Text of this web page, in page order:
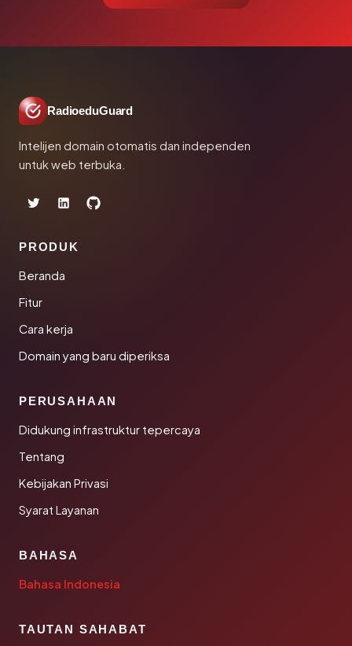
RadioeduGuard
Intelijen domain otomatis dan independen
untuk web terbuka.
PRODUK
Beranda
Fitur
Cara kerja
Domain yang baru diperiksa
PERUSAHAAN
Didukung infrastruktur tepercaya
Tentang
Kebijakan Privasi
Syarat Layanan
BAHASA
Bahasa Indonesia
TAUTAN SAHABAT